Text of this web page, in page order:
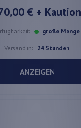
€ + Kaution
große Menge
Versand in: 24 Stunden
ANZEIGEN